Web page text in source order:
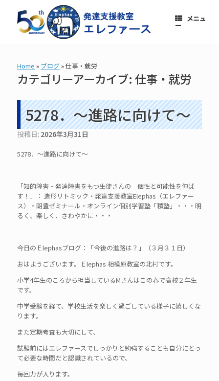
メニュ
ー
Home » ブログ»仕事・就労
カテゴリーアーカイブ: 仕事・就労
5278．～進路に向けて〜
投稿日: 2026年3月31日
5278．～進路に向けて〜
「知的障害・発達障害をもつ生徒さんの 個性と可能性を伸ば
す！」： 造形リトミック・発達支援教室Elephas（エレファー
ス）・朗豊ゼミナール・オンライン個別学習塾「積塾」・・・明
るく、楽しく、さわやかに・・・
今日のＥlephasブログ：「今後の進路は？」（３月３１日）
おはようございます。Ｅlephas 相模原教室の北村です。
小学4年生のころから担当しているMさんはこの春で高校２年生
です。
中学受験を経て、学校生活を楽しく過ごしている様子に嬉しくな
ります。
また定期考査も大切にして、
試験前にはエレファースでしっかりと勉強することも自分にとっ
て必要な時間だと認識されているので、
毎回力が入ります。